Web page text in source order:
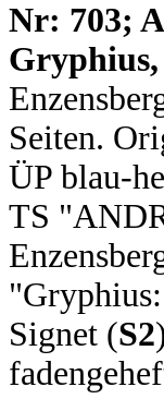
Nr: 703;
Gryphius,
Seiten.
ÜP blau-
TS
Signet (S2